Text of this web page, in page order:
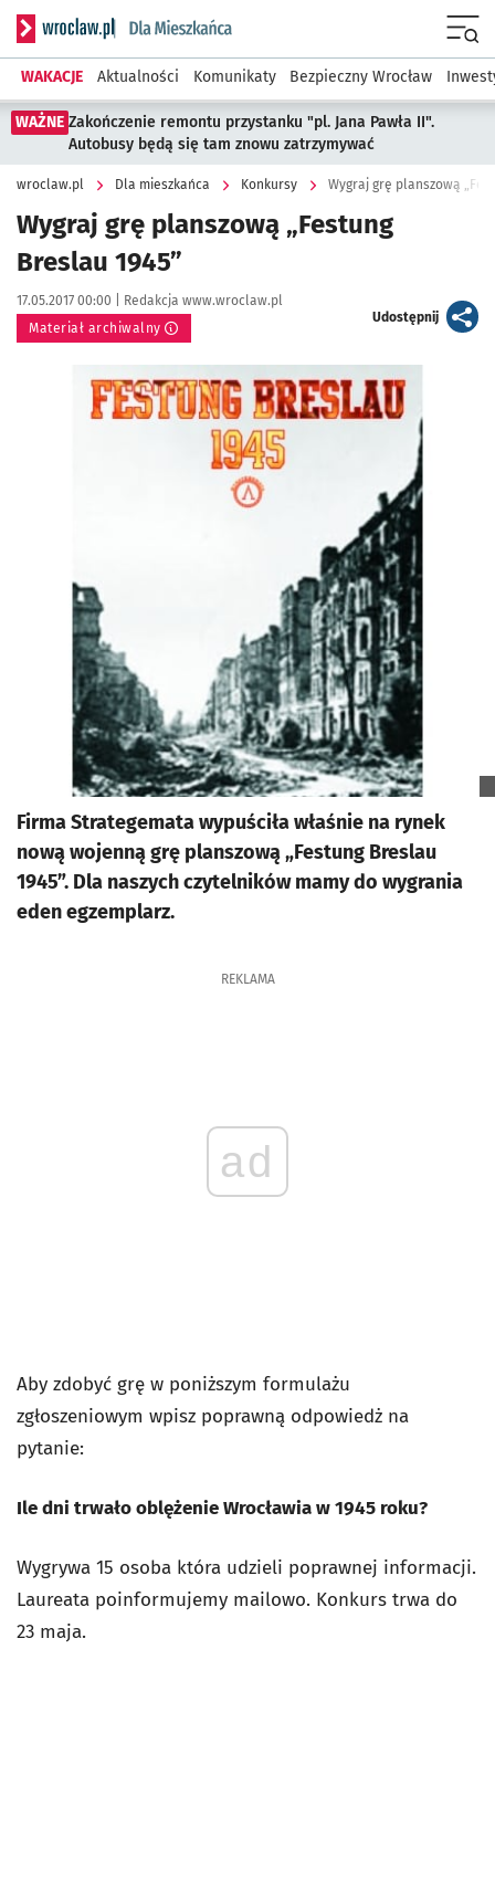
Serwis informacyjny wroclaw.pl podserwis: Dla mieszkańca
WAKACJE Aktualności Komunikaty Bezpieczny Wrocław
WAŻNE Zakończenie remontu przystanku "pl. Jana Pawła II".
Autobusy będą się tam znowu zatrzymywać
wroclaw.pl Dla mieszkańca Konkursy Wygraj grę planszową
Wygraj grę planszową „Festung
Breslau 1945”
Data publikacji:
17.05.2017 00:00 | Autor:
Redakcja www.wroclaw.pl
Materiał archiwalny
Udostępnijartykuł
Kliknij, aby powiększyć
Firma Strategemata wypuściła właśnie na rynek
nową wojenną grę planszową „Festung Breslau
1945”. Dla naszych czytelników mamy do wygrania
eden egzemplarz.
REKLAMA
ad
Aby zdobyć grę w poniższym formulażu
zgłoszeniowym wpisz poprawną odpowiedż na
pytanie:
Ile dni trwało oblężenie Wrocławia w 1945 roku?
Wygrywa 15 osoba która udzieli poprawnej informacji.
Laureata poinformujemy mailowo. Konkurs trwa do
23 maja.